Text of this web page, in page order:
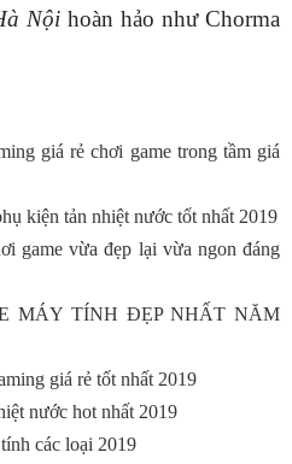
Nội hoàn hảo như Chorma
giá rẻ chơi game trong tầm giá
kiện tản nhiệt nước tốt nhất 2019
game vừa đẹp lại vừa ngon đáng
MÁY TÍNH ĐẸP NHẤT NĂM
giá rẻ tốt nhất 2019
nước hot nhất 2019
các loại 2019